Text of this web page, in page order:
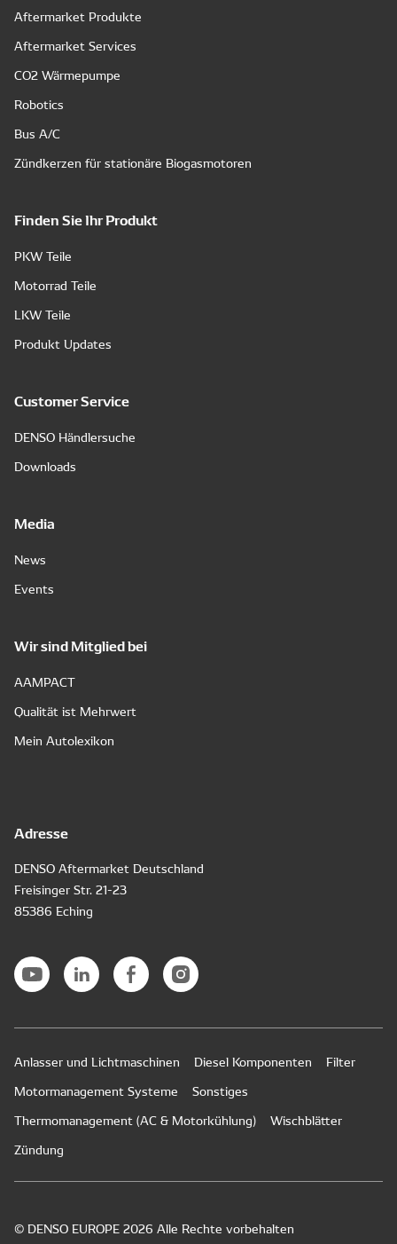
Aftermarket Produkte
Aftermarket Services
CO2 Wärmepumpe
Robotics
Bus A/C
Zündkerzen für stationäre Biogasmotoren
Finden Sie Ihr Produkt
PKW Teile
Motorrad Teile
LKW Teile
Produkt Updates
Customer Service
DENSO Händlersuche
Downloads
Media
News
Events
Wir sind Mitglied bei
AAMPACT
Qualität ist Mehrwert
Mein Autolexikon
Adresse
DENSO Aftermarket Deutschland
Freisinger Str. 21-23
85386 Eching
Anlasser und Lichtmaschinen Diesel Komponenten
Filter
Motormanagement Systeme
Sonstiges
Thermomanagement (AC & Motorkühlung)
Wischblätter
Zündung
© DENSO EUROPE 2026 Alle Rechte vorbehalten